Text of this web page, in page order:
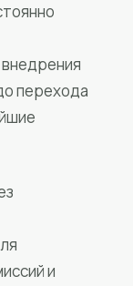
перехода
и